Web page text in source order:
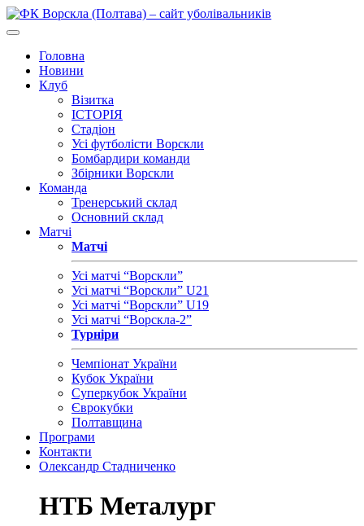
Головна
Новини
Клуб
Візитка
ІСТОРІЯ
Стадіон
Усі футболісти Ворскли
Бомбардири команди
Збірники Ворскли
Команда
Тренерський склад
Основний склад
Матчі
Матчі
Усі матчі “Ворскли”
Усі матчі “Ворскли” U21
Усі матчі “Ворскли” U19
Усі матчі “Ворскла-2”
Турніри
Чемпіонат України
Кубок України
Суперкубок України
Єврокубки
Полтавщина
Програми
Контакти
Олександр Стадниченко
НТБ Металург